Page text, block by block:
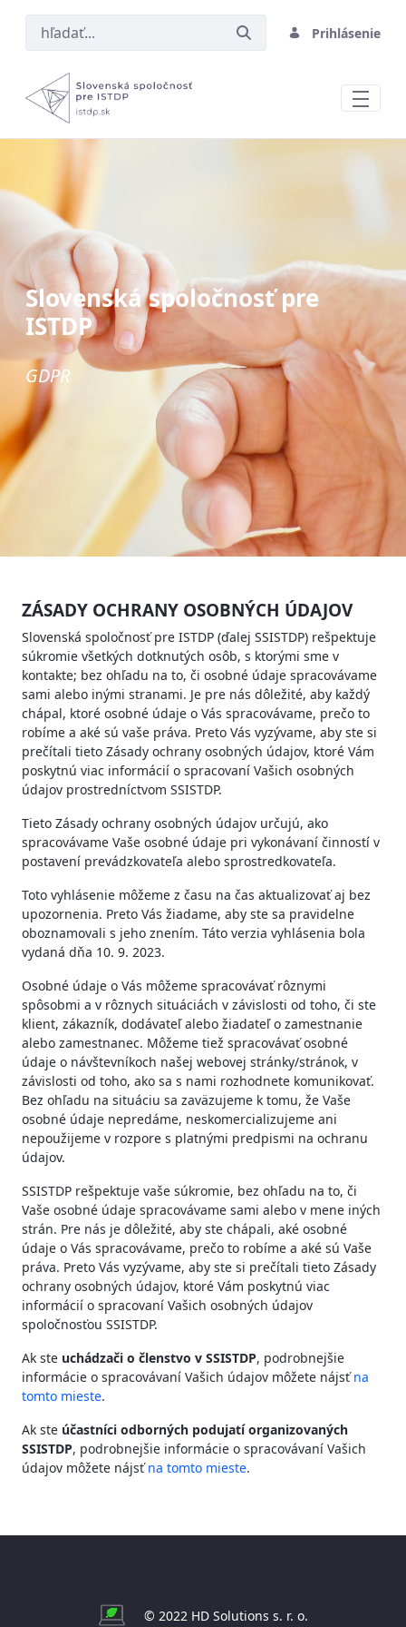
Prihlásenie
Slovenská spoločnosť pre
ISTDP
GDPR
ZÁSADY OCHRANY OSOBNÝCH ÚDAJOV
Slovenská spoločnosť pre ISTDP (ďalej SSISTDP) rešpektuje
súkromie všetkých dotknutých osôb, s ktorými sme v
kontakte; bez ohľadu na to, či osobné údaje spracovávame
sami alebo inými stranami. Je pre nás dôležité, aby každý
chápal, ktoré osobné údaje o Vás spracovávame, prečo to
robíme a aké sú vaše práva. Preto Vás vyzývame, aby ste si
prečítali tieto Zásady ochrany osobných údajov, ktoré Vám
poskytnú viac informácií o spracovaní Vašich osobných
údajov prostredníctvom SSISTDP.
Tieto Zásady ochrany osobných údajov určujú, ako
spracovávame Vaše osobné údaje pri vykonávaní činností v
postavení prevádzkovateľa alebo sprostredkovateľa.
Toto vyhlásenie môžeme z času na čas aktualizovať aj bez
upozornenia. Preto Vás žiadame, aby ste sa pravidelne
oboznamovali s jeho znením. Táto verzia vyhlásenia bola
vydaná dňa 10. 9. 2023.
Osobné údaje o Vás môžeme spracovávať rôznymi
spôsobmi a v rôznych situáciách v závislosti od toho, či ste
klient, zákazník, dodávateľ alebo žiadateľ o zamestnanie
alebo zamestnanec. Môžeme tiež spracovávať osobné
údaje o návštevníkoch našej webovej stránky/stránok, v
závislosti od toho, ako sa s nami rozhodnete komunikovať.
Bez ohľadu na situáciu sa zaväzujeme k tomu, že Vaše
osobné údaje nepredáme, neskomercializujeme ani
nepoužijeme v rozpore s platnými predpismi na ochranu
údajov.
SSISTDP rešpektuje vaše súkromie, bez ohľadu na to, či
Vaše osobné údaje spracovávame sami alebo v mene iných
strán. Pre nás je dôležité, aby ste chápali, aké osobné
údaje o Vás spracovávame, prečo to robíme a aké sú Vaše
práva. Preto Vás vyzývame, aby ste si prečítali tieto Zásady
ochrany osobných údajov, ktoré Vám poskytnú viac
informácií o spracovaní Vašich osobných údajov
spoločnosťou SSISTDP.
Ak ste uchádzači o členstvo v SSISTDP, podrobnejšie
informácie o spracovávaní Vašich údajov môžete nájsťna
tomto mieste.
Ak ste účastníci odborných podujatí organizovaných
SSISTDP, podrobnejšie informácie o spracovávaní Vašich
údajov môžete nájsťna tomto mieste.
© 2022 HD Solutions s. r. o.